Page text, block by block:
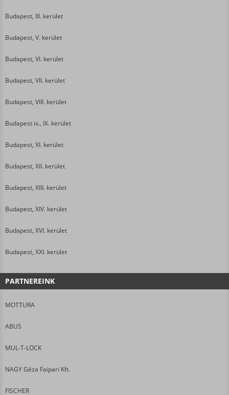
Budapest, III. kerület
Budapest, V. kerület
Budapest, VI. kerület
Budapest, VII. kerület
Budapest, VIII. kerület
Budapest ix., IX. kerület
Budapest, XI. kerület
Budapest, XII. kerület
Budapest, XIII. kerület
Budapest, XIV. kerület
Budapest, XVI. kerület
Budapest, XXI. kerület
PARTNEREINK
MOTTURA
ABUS
MUL-T-LOCK
NAGY Géza Faipari Kft.
FISCHER